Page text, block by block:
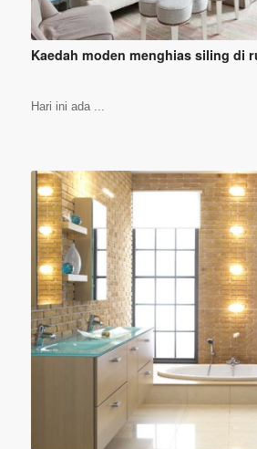
Kaedah moden menghias siling di
Hari ini ada ...